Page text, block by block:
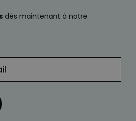
dès maintenant à notre